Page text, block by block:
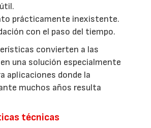
prácticamente inexistente.
con el paso del tiempo.
convierten a las
una solución especialmente
aplicaciones donde la
muchos años resulta
técnicas